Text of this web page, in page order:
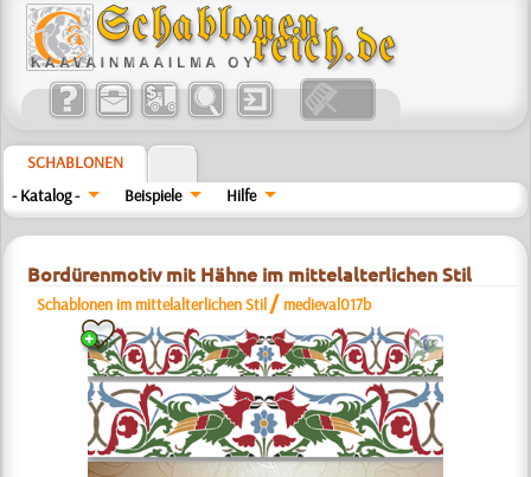
SCHABLONEN
- Katalog -
Beispiele Hilfe
Bordürenmotiv mit Hähne im mittelalterlichen Stil
Schablonen im mittelalterlichen Stil / medieval017b
a